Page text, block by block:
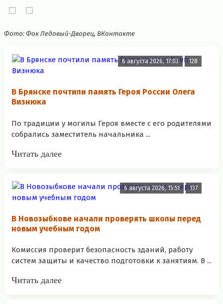
Фото: Фок Ледовый-Дворец, ВКонтакте
6 августа 2026, 17:03 128
В Брянске почтили память Героя России Олега
Визнюка
По традиции у могилы Героя вместе с его родителями
собрались заместитель начальника ...
Читать далее
6 августа 2026, 15:51 137
В Новозыбкове начали проверять школы перед
новым учебным годом
Комиссия проверит безопасность зданий, работу
систем защиты и качество подготовки к занятиям. В ...
Читать далее